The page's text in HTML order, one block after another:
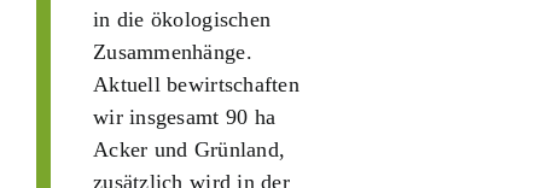
in die ökologischen
Zusammenhänge.
Aktuell bewirtschaften
wir insgesamt 90 ha
Acker und Grünland,
zusätzlich wird in der